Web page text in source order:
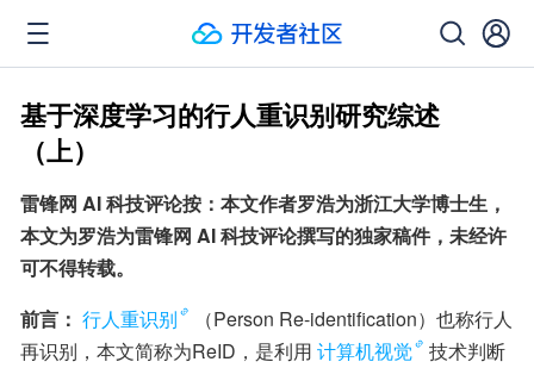
基于深度学习的行人重识别研究综述
（上）
雷锋网 AI 科技评论按：本文作者罗浩为浙江大学博士生，
本文为罗浩为雷锋网 AI 科技评论撰写的独家稿件，未经许
可不得转载。
前言： 行人重识别
（Person Re-identification）也称行人
再识别，本文简称为ReID，是利用 计算机视觉
技术判断